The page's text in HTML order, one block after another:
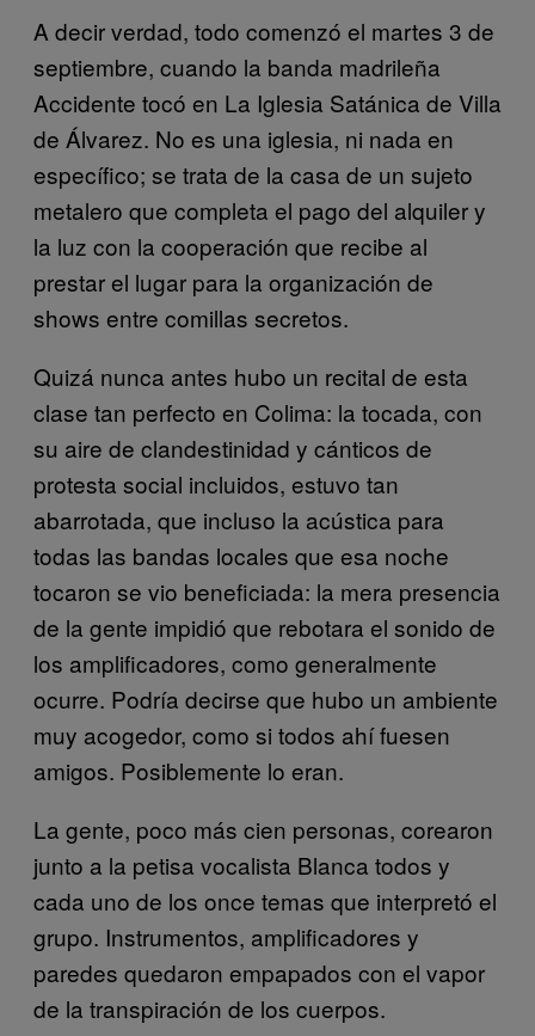
A decir verdad, todo comenzó el martes 3 de
septiembre, cuando la banda madrileña
Accidente tocó en La Iglesia Satánica de Villa
de Álvarez. No es una iglesia, ni nada en
específico; se trata de la casa de un sujeto
metalero que completa el pago del alquiler y
la luz con la cooperación que recibe al
prestar el lugar para la organización de
shows entre comillas secretos.
Quizá nunca antes hubo un recital de esta
clase tan perfecto en Colima: la tocada, con
su aire de clandestinidad y cánticos de
protesta social incluidos, estuvo tan
abarrotada, que incluso la acústica para
todas las bandas locales que esa noche
tocaron se vio beneficiada: la mera presencia
de la gente impidió que rebotara el sonido de
los amplificadores, como generalmente
ocurre. Podría decirse que hubo un ambiente
muy acogedor, como si todos ahí fuesen
amigos. Posiblemente lo eran.
La gente, poco más cien personas, corearon
junto a la petisa vocalista Blanca todos y
cada uno de los once temas que interpretó el
grupo. Instrumentos, amplificadores y
paredes quedaron empapados con el vapor
de la transpiración de los cuerpos.